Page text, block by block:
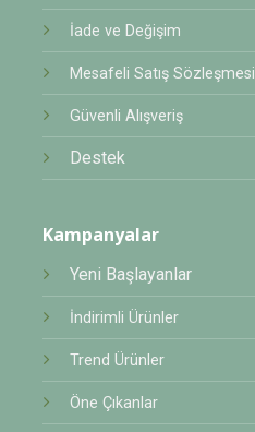
İade ve Değişim
Mesafeli Satış Sözleşmesi
Güvenli Alışveriş
Destek
Kampanyalar
Yeni Başlayanlar
İndirimli Ürünler
Trend Ürünler
Öne Çıkanlar